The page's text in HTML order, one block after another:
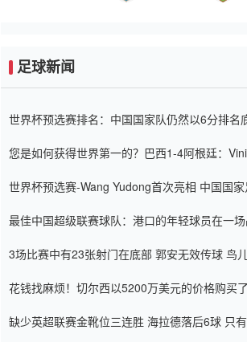
足球新闻
世界杯预选赛排名：中国国家队仍然以6分排名
您是如何获得世界第一的？巴西1-4阿根廷：
世界杯预选赛-Wang Yudong首次亮相 中国国家
最佳中国超级联赛球队：港口的年轻球员在一场
3场比赛中有23张射门在底部 郭安无效传球 鸟
花钱找麻烦！切尔西以5200万美元的价格购买
缺少英超联赛金靴位三连胜 海拉德落后6球 只